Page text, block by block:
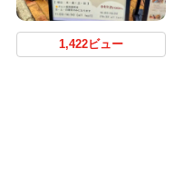
1,422ビュー